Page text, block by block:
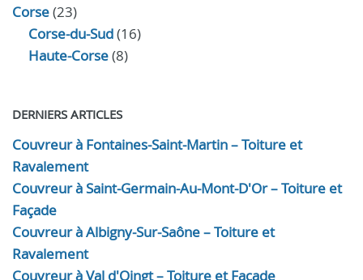
Corse(23)
Corse-du-Sud(16)
Haute-Corse(8)
DERNIERS ARTICLES
Couvreur à Fontaines-Saint-Martin – Toiture et
Ravalement
Couvreur à Saint-Germain-Au-Mont-D'Or – Toiture et
Façade
Couvreur à Albigny-Sur-Saône – Toiture et
Ravalement
Couvreur à Val d'Oingt – Toiture et Façade